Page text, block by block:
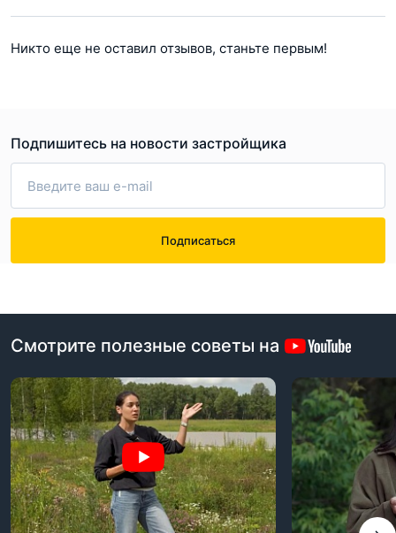
Никто еще не оставил отзывов, станьте первым!
Подпишитесь на новости застройщика
Подписаться
Смотрите полезные советы на